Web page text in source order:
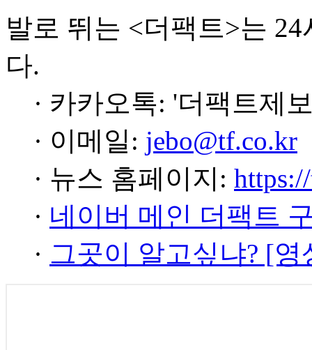
발로 뛰는 <더팩트>는
다.
· 카카오톡: '더팩트제
· 이메일: jebo@tf.co.kr
· 뉴스 홈페이지:
· 네이버 메인 더팩트
· 그곳이 알고싶냐? [